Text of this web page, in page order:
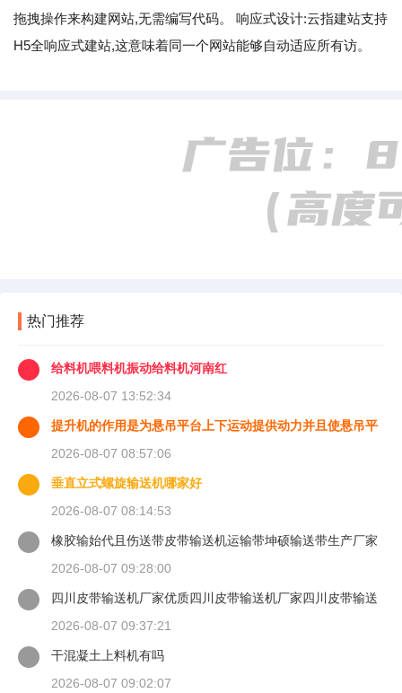
拖拽操作来构建网站,无需编写代码。 响应式设计:云指建站支持
H5全响应式建站,这意味着同一个网站能够自动适应所有访。
热门推荐
给料机喂料机振动给料机河南红
2026-08-07 13:52:34
提升机的作用是为悬吊平台上下运动提供动力并且使悬吊平
2026-08-07 08:57:06
垂直立式螺旋输送机哪家好
2026-08-07 08:14:53
橡胶输始代且伤送带皮带输送机运输带坤硕输送带生产厂家
2026-08-07 09:28:00
四川皮带输送机厂家优质四川皮带输送机厂家四川皮带输送
2026-08-07 09:37:21
干混凝土上料机有吗
2026-08-07 09:02:07